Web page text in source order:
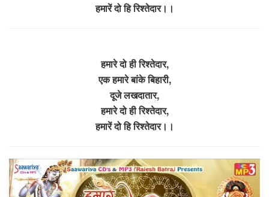
हमारें दो हि रिश्तेदार।।
हमारे दो ही रिश्तेदार,
एक हमारे बांके बिहारी,
दूजे लखदातार,
हमारे दो ही रिश्तेदार,
हमारें दो हि रिश्तेदार।।